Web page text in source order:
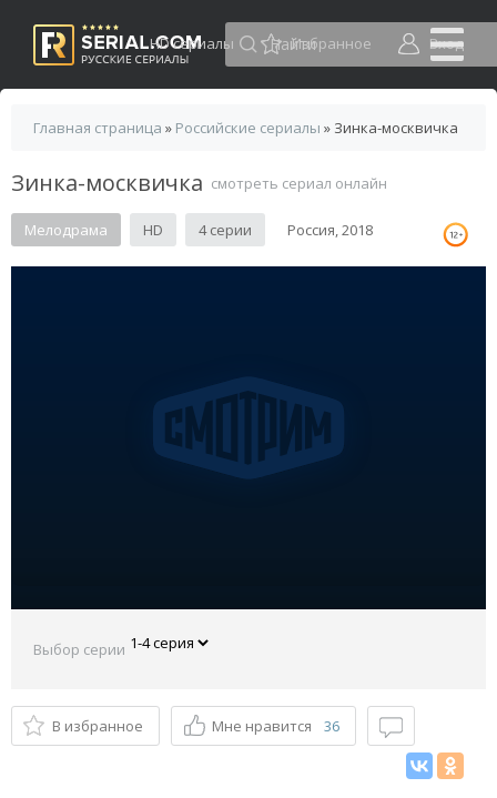
HD сериалы Избранное Вход
Главная страница » Российские сериалы » Зинка-москвичка
Зинка-москвичка смотреть сериал онлайн
Мелодрама HD 4 серии Россия, 2018
Выбор серии
В избранное Мне нравится 36